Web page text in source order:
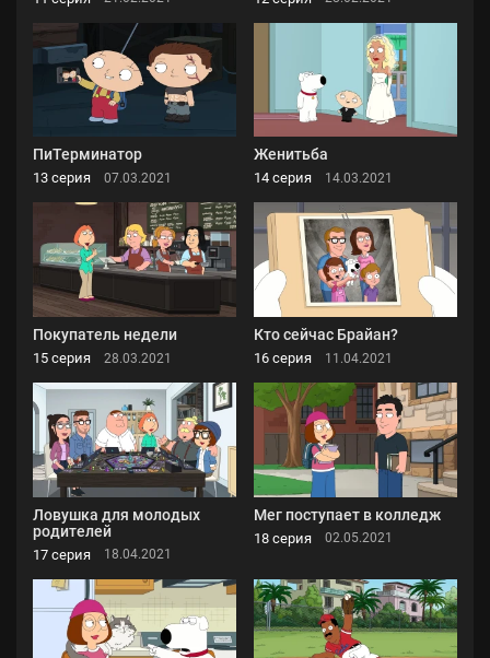
ПиТерминатор
13 серия 07.03.2021
Женитьба
14 серия 14.03.2021
Покупатель недели
15 серия 28.03.2021
Кто сейчас Брайан?
16 серия 11.04.2021
Ловушка для молодых
родителей
17 серия 18.04.2021
Мег поступает в колледж
18 серия 02.05.2021